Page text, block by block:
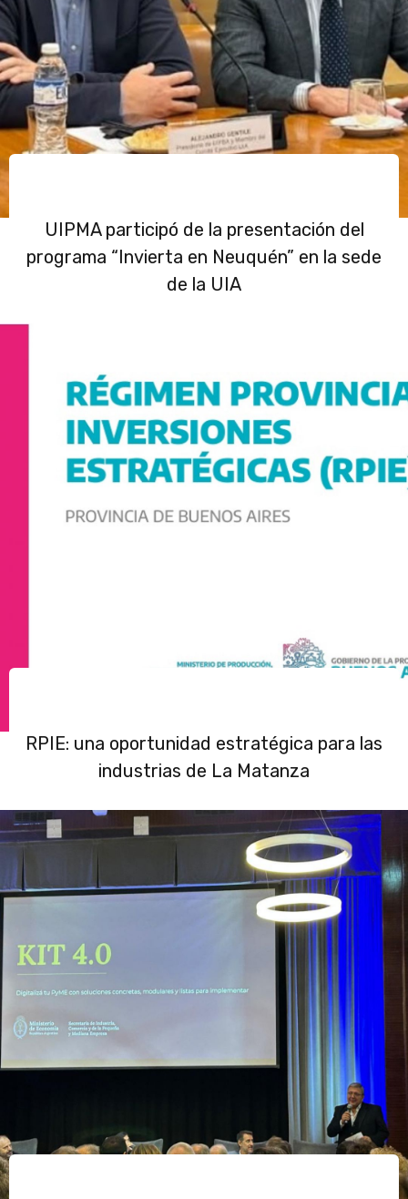
UIPMA participó de la presentación del
programa “Invierta en Neuquén” en la sede
de la UIA
RPIE: una oportunidad estratégica para las
industrias de La Matanza